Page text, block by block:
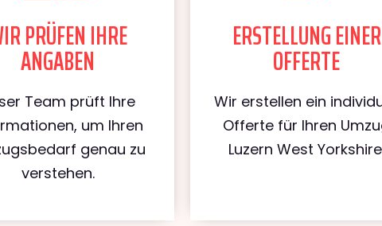
PRÜFEN IHRE
ANGABEN
Team prüft Ihre
um Ihren
genau zu
verstehen.
ERSTELLUNG EINER
OFFERTE
Wir erstellen ein
Offerte für Ihren
Luzern West